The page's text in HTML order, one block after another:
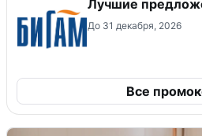
Лучшие
До 31 декабря, 2026
Все